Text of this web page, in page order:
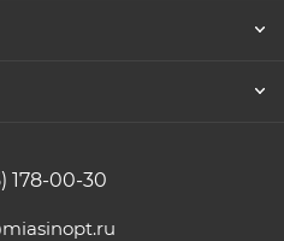
178-00-30